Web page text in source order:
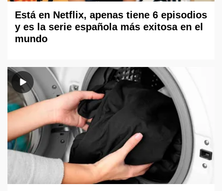
Está en Netflix, apenas tiene 6 episodios
y es la serie española más exitosa en el
mundo